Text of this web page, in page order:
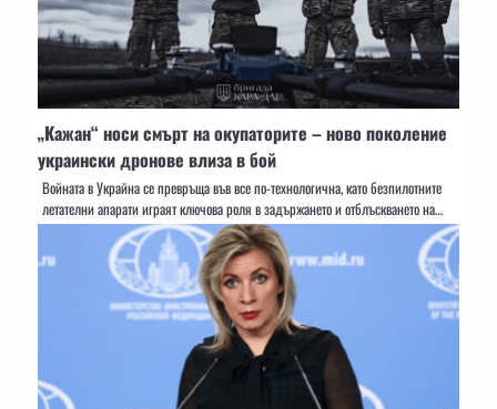
„Кажан“ носи смърт на окупаторите – ново поколение
украински дронове влиза в бой
Войната в Украйна се превръща във все по-технологична, като безпилотните
летателни апарати играят ключова роля в задържането и отблъскването на…